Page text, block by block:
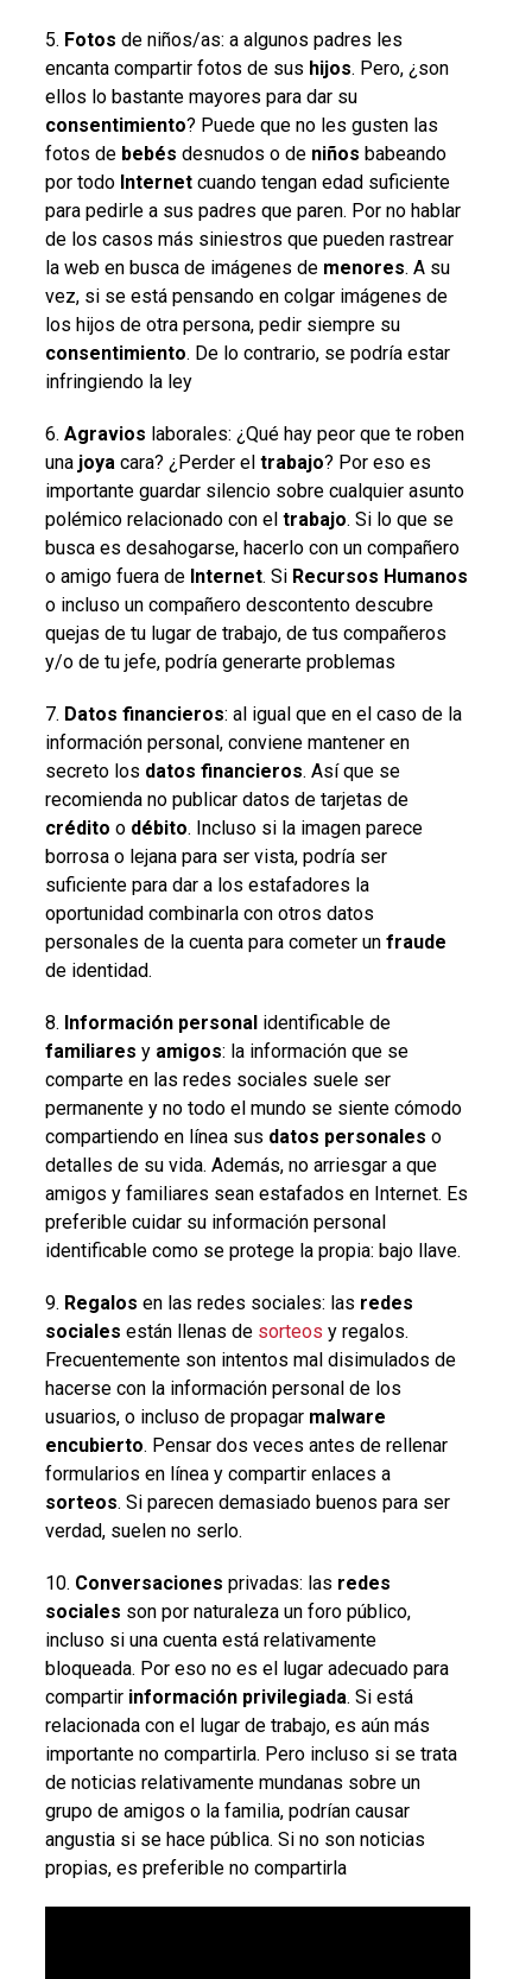
5. Fotos de niños/as: a algunos padres les
encanta compartir fotos de sus hijos. Pero, ¿son
ellos lo bastante mayores para dar su
consentimiento? Puede que no les gusten las
fotos de bebés desnudos o de niños babeando
por todo Internetcuando tengan edad suficiente
para pedirle a sus padres que paren. Por no hablar
de los casos más siniestros que pueden rastrear
la web en busca de imágenes de menores. A su
vez, si se está pensando en colgar imágenes de
los hijos de otra persona, pedir siempre su
consentimiento. De lo contrario, se podría estar
infringiendo la ley
6. Agravios laborales: ¿Qué hay peor que te roben
una joya cara? ¿Perder el trabajo? Por eso es
importante guardar silencio sobre cualquier asunto
polémico relacionado con el trabajo. Si lo que se
busca es desahogarse, hacerlo con un compañero
o amigo fuera de Internet. Si Recursos Humanos
o incluso un compañero descontento descubre
quejas de tu lugar de trabajo, de tus compañeros
y/o de tu jefe, podría generarte problemas
7. Datos financieros: al igual que en el caso de la
información personal, conviene mantener en
secreto los datos financieros. Así que se
recomienda no publicar datos de tarjetas de
crédito o débito. Incluso si la imagen parece
borrosa o lejana para ser vista, podría ser
suficiente para dar a los estafadores la
oportunidad combinarla con otros datos
personales de la cuenta para cometer un fraude
de identidad.
8. Información personalidentificable de
familiares y amigos: la información que se
comparte en las redes sociales suele ser
permanente y no todo el mundo se siente cómodo
compartiendo en línea sus datos personales o
detalles de su vida. Además, no arriesgar a que
amigos y familiares sean estafados en Internet. Es
preferible cuidar su información personal
identificable como se protege la propia: bajo llave.
9. Regalos en las redes sociales: las redes
sociales están llenas de sorteos y regalos.
Frecuentemente son intentos mal disimulados de
hacerse con la información personal de los
usuarios, o incluso de propagar malware
encubierto. Pensar dos veces antes de rellenar
formularios en línea y compartir enlaces a
sorteos. Si parecen demasiado buenos para ser
verdad, suelen no serlo.
10. Conversaciones privadas: las redes
sociales son por naturaleza un foro público,
incluso si una cuenta está relativamente
bloqueada. Por eso no es el lugar adecuado para
compartir información privilegiada. Si está
relacionada con el lugar de trabajo, es aún más
importante no compartirla. Pero incluso si se trata
de noticias relativamente mundanas sobre un
grupo de amigos o la familia, podrían causar
angustia si se hace pública. Si no son noticias
propias, es preferible no compartirla